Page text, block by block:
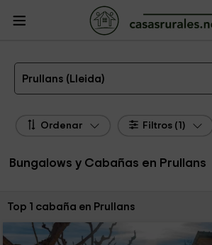
Casas Rurales
Cabañas Cataluña
Bungalows y Cabañas Lleida
Prullans (Lleida)
Ordenar Filtros (1)
Bungalows y Cabañas en Prullans
Ordenar por:
Top 1 cabaña en Prullans